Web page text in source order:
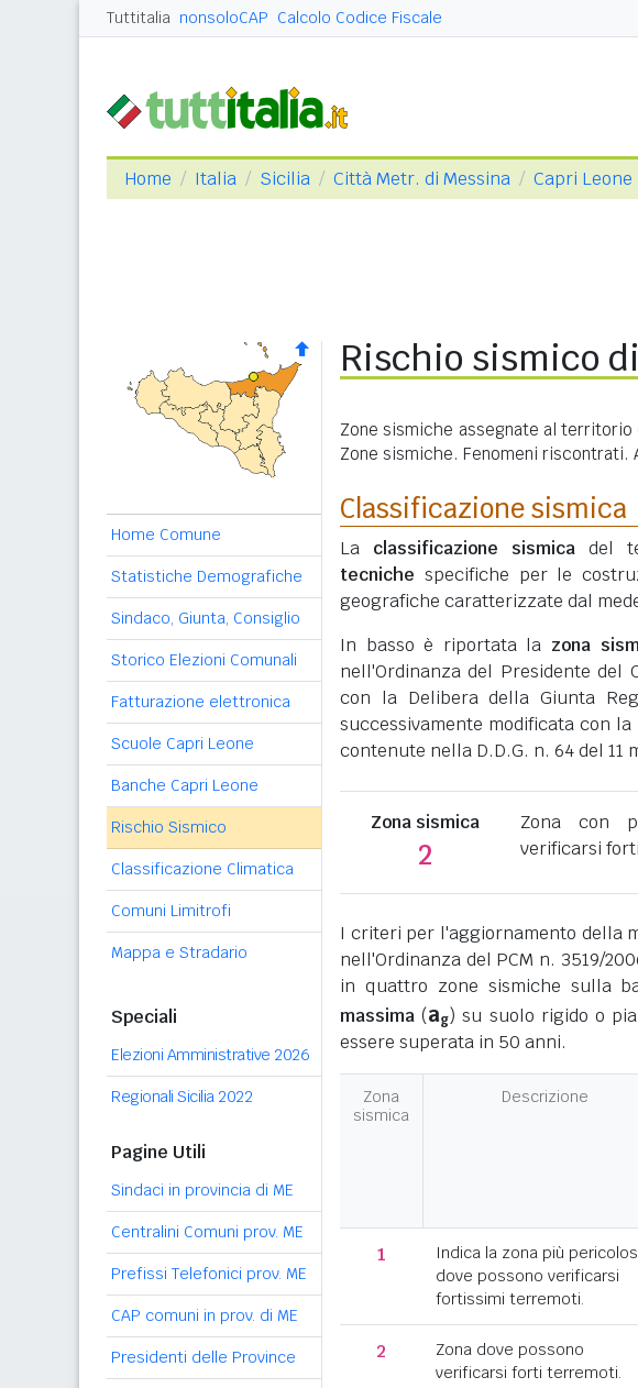
Tuttitalia nonsoloCAP Calcolo Codice Fiscale
Home Italia Sicilia Città Metr. di Messina Capri Leone
Home Comune
Statistiche Demografiche
Sindaco, Giunta, Consiglio
Storico Elezioni Comunali
Fatturazione elettronica
Scuole Capri Leone
Banche Capri Leone
Rischio Sismico
Classificazione Climatica
Comuni Limitrofi
Mappa e Stradario
Speciali
Elezioni Amministrative 2026
Regionali Sicilia 2022
Pagine Utili
Sindaci in provincia di ME
Centralini Comuni prov. ME
Prefissi Telefonici prov. ME
CAP comuni in prov. di ME
Presidenti delle Province
Rischio sismico
Zone sismiche assegnate al
Zone sismiche. Fenomeni riscontrati.
Classificazione sismica
La classificazione sismica del
tecniche specifiche per le
geografiche caratterizzate dal
In basso è riportata la zona
nell'Ordinanza del Presidente del
con la Delibera della Giunta
successivamente modificata con
contenute nella D.D.G. n. 64 del 11
Zona sismica
2
Zona con
verificarsi
I criteri per l'aggiornamento della
nell'Ordinanza del PCM n. 3519/
in quattro zone sismiche sulla
massima (ag) su suolo rigido o
essere superata in 50 anni.
Zona
sismica
Descrizione
1
Indica la zona più
dove possono verificarsi
fortissimi terremoti.
2
Zona dove possono
verificarsi forti terremoti.